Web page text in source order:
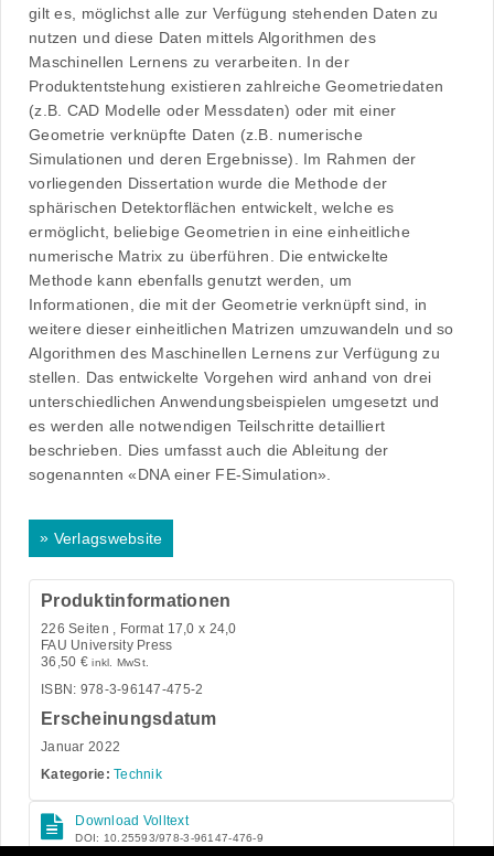
gilt es, möglichst alle zur Verfügung stehenden Daten zu
nutzen und diese Daten mittels Algorithmen des
Maschinellen Lernens zu verarbeiten. In der
Produktentstehung existieren zahlreiche Geometriedaten
(z.B. CAD Modelle oder Messdaten) oder mit einer
Geometrie verknüpfte Daten (z.B. numerische
Simulationen und deren Ergebnisse). Im Rahmen der
vorliegenden Dissertation wurde die Methode der
sphärischen Detektorflächen entwickelt, welche es
ermöglicht, beliebige Geometrien in eine einheitliche
numerische Matrix zu überführen. Die entwickelte
Methode kann ebenfalls genutzt werden, um
Informationen, die mit der Geometrie verknüpft sind, in
weitere dieser einheitlichen Matrizen umzuwandeln und so
Algorithmen des Maschinellen Lernens zur Verfügung zu
stellen. Das entwickelte Vorgehen wird anhand von drei
unterschiedlichen Anwendungsbeispielen umgesetzt und
es werden alle notwendigen Teilschritte detailliert
beschrieben. Dies umfasst auch die Ableitung der
sogenannten «DNA einer FE-Simulation».
» Verlagswebsite
Produktinformationen
226 Seiten , Format 17,0 x 24,0
FAU University Press
36,50 € inkl. MwSt.
ISBN: 978-3-96147-475-2
Erscheinungsdatum
Januar 2022
Kategorie: Technik
Download Volltext
DOI: 10.25593/978-3-96147-476-9